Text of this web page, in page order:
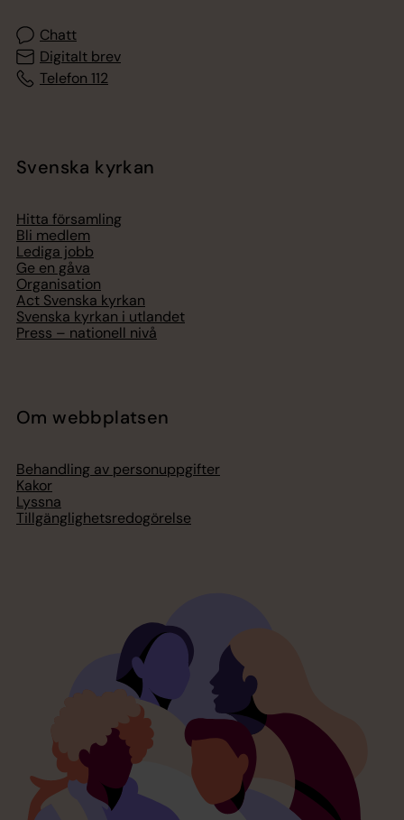
Chatt
Digitalt brev
Telefon 112
Svenska kyrkan
Hitta församling
Bli medlem
Lediga jobb
Ge en gåva
Organisation
Act Svenska kyrkan
Svenska kyrkan i utlandet
Press – nationell nivå
Om webbplatsen
Behandling av personuppgifter
Kakor
Lyssna
Tillgänglighetsredogörelse